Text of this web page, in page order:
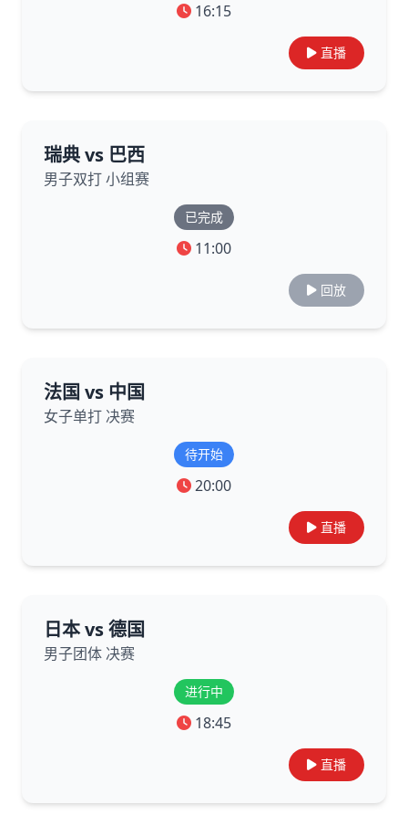
16:15
直播
瑞典 vs 巴西
男子双打 小组赛
已完成
11:00
回放
法国 vs 中国
女子单打 决赛
待开始
20:00
直播
日本 vs 德国
男子团体 决赛
进行中
18:45
直播